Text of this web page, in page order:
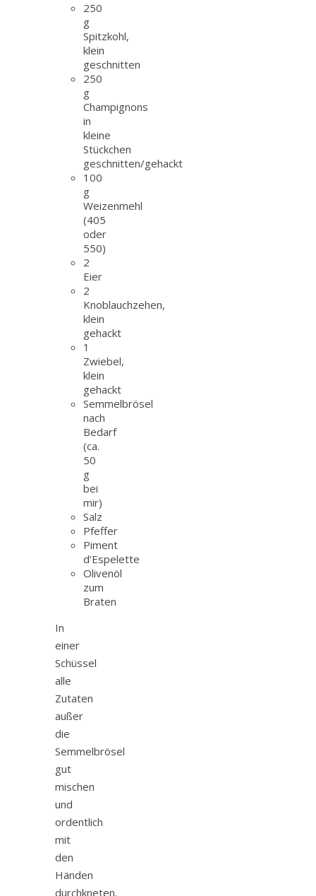
250
g
Spitzkohl,
klein
geschnitten
250
g
Champignons
in
kleine
Stückchen
geschnitten/gehackt
100
g
Weizenmehl
(405
oder
550)
2
Eier
2
Knoblauchzehen,
klein
gehackt
1
Zwiebel,
klein
gehackt
Semmelbrösel
nach
Bedarf
(ca.
50
g
bei
mir)
Salz
Pfeffer
Piment
d’Espelette
Olivenöl
zum
Braten
In
einer
Schüssel
alle
Zutaten
außer
die
Semmelbrösel
gut
mischen
und
ordentlich
mit
den
Händen
durchkneten.